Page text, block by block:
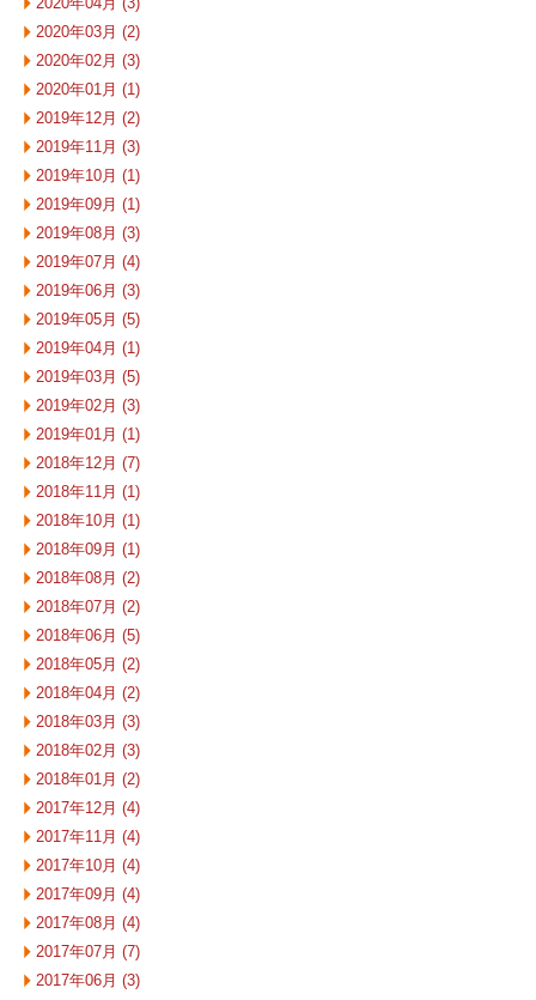
2020年03月 (2)
2020年02月 (3)
2020年01月 (1)
2019年12月 (2)
2019年11月 (3)
2019年10月 (1)
2019年09月 (1)
2019年08月 (3)
2019年07月 (4)
2019年06月 (3)
2019年05月 (5)
2019年04月 (1)
2019年03月 (5)
2019年02月 (3)
2019年01月 (1)
2018年12月 (7)
2018年11月 (1)
2018年10月 (1)
2018年09月 (1)
2018年08月 (2)
2018年07月 (2)
2018年06月 (5)
2018年05月 (2)
2018年04月 (2)
2018年03月 (3)
2018年02月 (3)
2018年01月 (2)
2017年12月 (4)
2017年11月 (4)
2017年10月 (4)
2017年09月 (4)
2017年08月 (4)
2017年07月 (7)
2017年06月 (3)